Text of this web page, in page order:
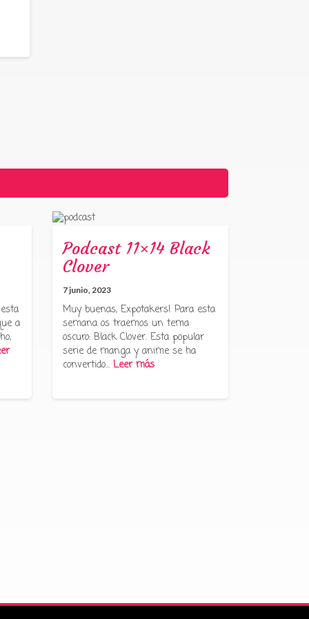
a
Podcast 11×14 Black
Clover
7 junio, 2023
Muy buenas, Expotakers! Para esta
semana os traemos un tema
oscuro: Black Clover. Esta popular
serie de manga y anime se ha
convertido… Leer más